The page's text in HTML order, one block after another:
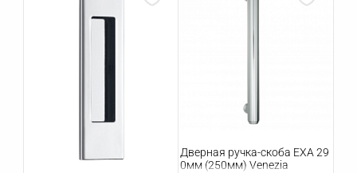
Дверная ручка-скоба EXA 29
0мм (250мм) Venezia